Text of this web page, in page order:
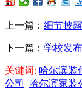
上一篇： 细节披
下一篇： 学校发
关键词: 哈尔滨装
公司
哈尔滨家装